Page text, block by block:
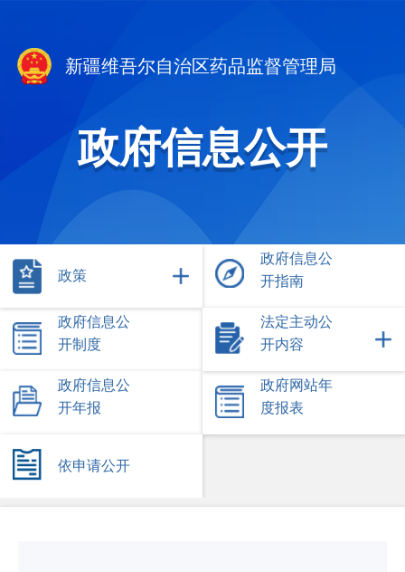
新疆维吾尔自治区药品监督管理局
政府信息公开
政策
政府信息公
开指南
政府信息公
开制度
法定主动公
开内容
政府信息公
开年报
政府网站年
度报表
依申请公开